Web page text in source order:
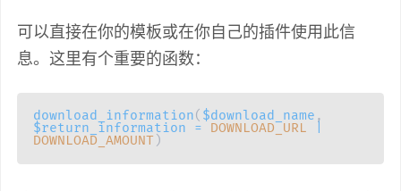
可以直接在你的模板或在你自己的插件使用此信
息。这里有个重要的函数：
download_information( $download_name ,
$return_information
= DOWNLOAD_URL
DOWNLOAD_AMOUNT )